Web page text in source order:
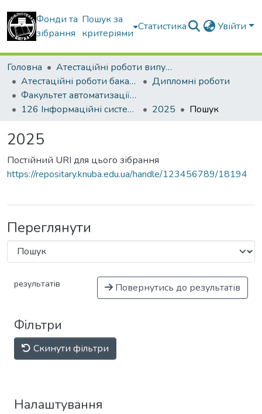
Фонди та
зібрання
Пошук за
критеріями
Статистика Увійти
Головна
Атестаційні роботи випускників
Атестаційні роботи бакалаврів
Дипломні роботи
Факультет автоматизації і інформаційних технологій
126 Інформаційні системи та технології
2025 Пошук
2025
Постійний URI для цього зібрання
https://repositary.knuba.edu.ua/handle/123456789/18194
Переглянути
результатів Повернутись до результатів
Фільтри
Скинути фільтри
Налаштування